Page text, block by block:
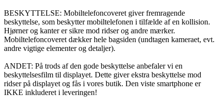
BESKYTTELSE: Mobiltelefoncoveret giver fremragende
beskyttelse, som beskytter mobiltelefonen i tilfælde af en kollision.
Hjørner og kanter er sikre mod ridser og andre mærker.
Mobiltelefoncoveret dækker hele bagsiden (undtagen kameraet, evt.
andre vigtige elementer og detaljer).
ANDET: På trods af den gode beskyttelse anbefaler vi en
beskyttelsesfilm til displayet. Dette giver ekstra beskyttelse mod
ridser på displayet og fås i vores butik. Den viste smartphone er
IKKE inkluderet i leveringen!